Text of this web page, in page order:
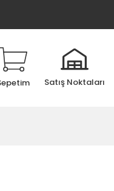
Satış Noktaları